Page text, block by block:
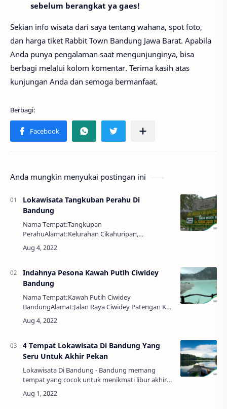
sebelum berangkat ya gaes!
Sekian info wisata dari saya tentang wahana, spot foto,
dan harga tiket Rabbit Town Bandung Jawa Barat. Apabila
Anda punya pengalaman saat mengunjunginya, bisa
berbagi melalui kolom komentar. Terima kasih atas
kunjungan Anda dan semoga bermanfaat.
Anda mungkin menyukai postingan ini
Lokawisata Tangkuban Perahu Di
Bandung
Nama Tempat:Tangkupan
PerahuAlamat:Kelurahan Cikahuripan,
Kecamatan Lembang, Kabupaten Bandung
BaratHarga Tiket:Wisatawan Domestik1. Tiket
Indahnya Pesona Kawah Putih Ciwidey
Bandung
Nama Tempat:Kawah Putih Ciwidey
BandungAlamat:Jalan Raya Ciwidey Patengan KM
11, Ciwidey, Bandung, Jawa Barat 40973.
BandungJam Buka:07.00-17.00 WIBFoto
4 Tempat Lokawisata Di Bandung Yang
Seru Untuk Akhir Pekan
Lokawisata Di Bandung - Bandung memang
tempat yang cocok untuk menikmati libur akhir
pekan Anda. Ada banyak alternatif tempat wisata
di Bandung yang bisa Anda jadikan sebagai